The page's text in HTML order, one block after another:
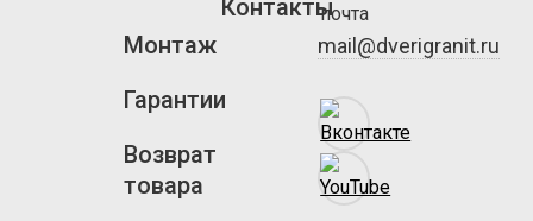
Монтаж
Гарантии
Возврат
товара
Контакты
mail@dverigranit.ru